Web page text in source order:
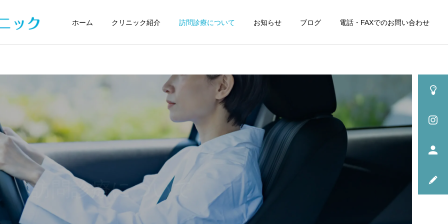
ホーム クリニック紹介 訪問診療について お知らせ ブログ 電話・FAXでのお問い合わせ
訪問診療について